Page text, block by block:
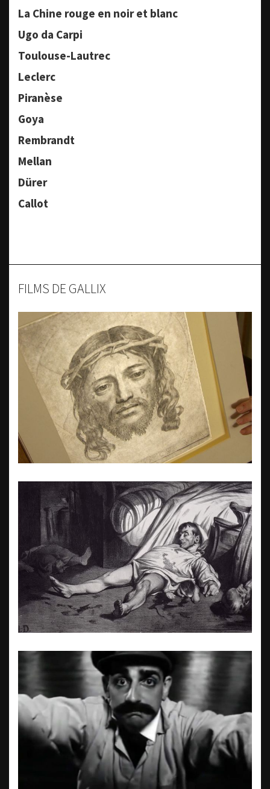
La Chine rouge en noir et blanc
Ugo da Carpi
Toulouse-Lautrec
Leclerc
Piranèse
Goya
Rembrandt
Mellan
Dürer
Callot
FILMS DE GALLIX